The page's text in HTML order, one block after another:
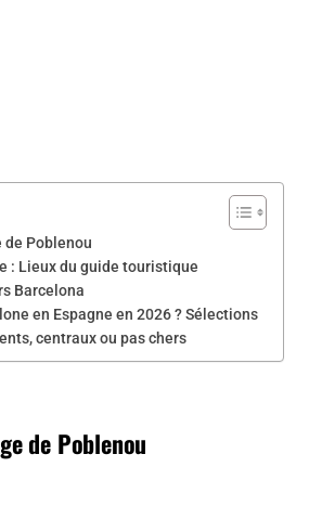
de Poblenou
: Lieux du guide touristique
Barcelona
en Espagne en 2026 ? Sélections
centraux ou pas chers
de Poblenou